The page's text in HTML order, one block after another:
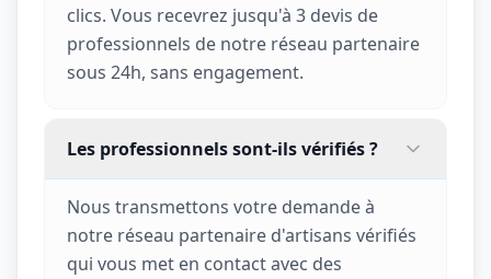
clics. Vous recevrez jusqu'à 3 devis de
professionnels de notre réseau partenaire
sous 24h, sans engagement.
Les professionnels sont-ils vérifiés ?
Nous transmettons votre demande à
notre réseau partenaire d'artisans vérifiés
qui vous met en contact avec des